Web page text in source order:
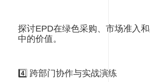
探讨EPD在绿色采购、市场准入
中的价值。
4️⃣ 跨部门协作与实战演练